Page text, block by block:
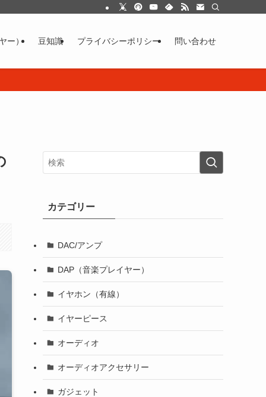
ー） 豆知識 プライバシーポリシー 問い合わせ
カテゴリー
DAC/アンプ
DAP（音楽プレイヤー）
イヤホン（有線）
イヤーピース
オーディオ
オーディオアクセサリー
ガジェット